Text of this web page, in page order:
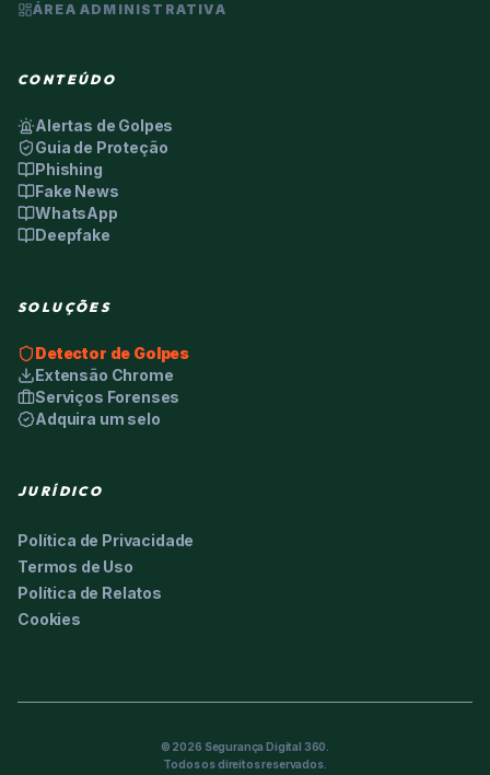
ÁREA ADMINISTRATIVA
CONTEÚDO
Alertas de Golpes
Guia de Proteção
Phishing
Fake News
WhatsApp
Deepfake
SOLUÇÕES
Detector de Golpes
Extensão Chrome
Serviços Forenses
Adquira um selo
JURÍDICO
Política de Privacidade
Termos de Uso
Política de Relatos
Cookies
© 2026 Segurança Digital 360.
Todos os direitos reservados.